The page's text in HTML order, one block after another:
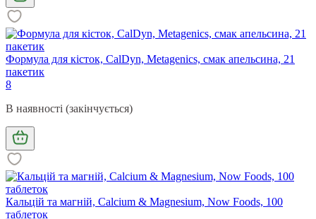
Формула для кісток, CalDyn, Metagenics, смак апельсина, 21
пакетик
8
В наявності (закінчується)
Кальцій та магній, Calcium & Magnesium, Now Foods, 100
таблеток